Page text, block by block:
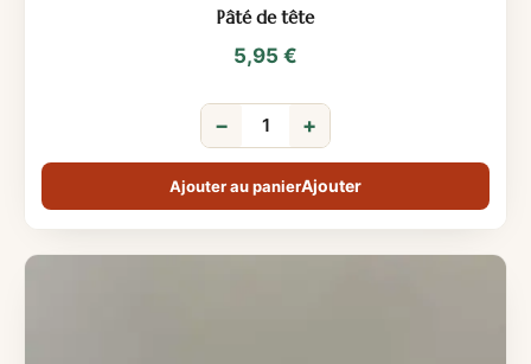
Pâté de tête
5,95 €
− +
Ajouter au panier